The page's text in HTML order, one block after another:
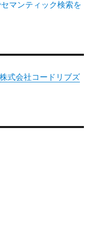
マンティック検索を
株式会社コードリブズ